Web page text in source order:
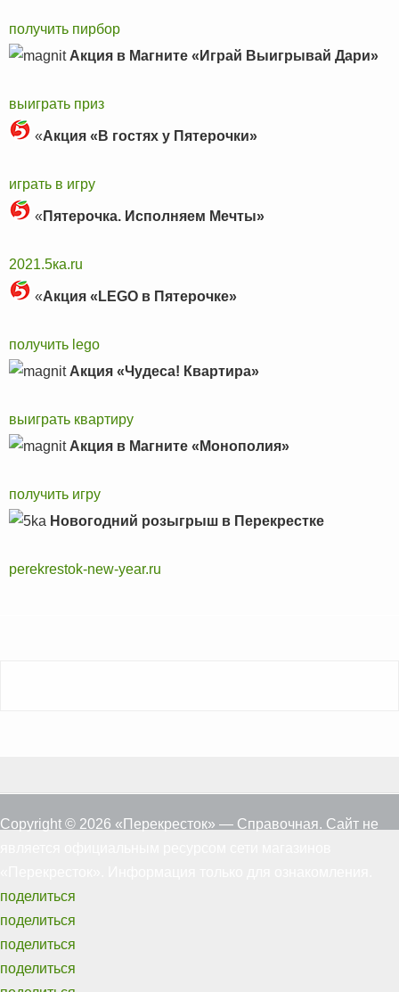
получить пирбор
Акция в Магните «Играй Выигрывай Дари»
выиграть приз
«Акция «В гостях у Пятерочки»
играть в игру
« Пятерочка. Исполняем Мечты»
2021.5ка.ru
«Акция «LEGO в Пятерочке»
получить lego
Акция «Чудеса! Квартира»
выиграть квартиру
Акция в Магните «Монополия»
получить игру
Новогодний розыгрыш в Перекрестке
perekrestok-new-year.ru
Copyright © 2026 «Перекресток» — Справочная. Сайт не
поделиться
поделиться
поделиться
поделиться